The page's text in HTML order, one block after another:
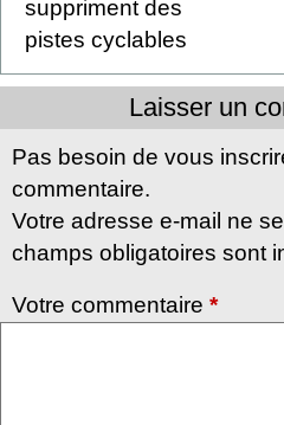
suppriment des
pistes cyclables
Laisser un
Pas besoin de vous
commentaire.
Votre adresse e-mail ne
champs obligatoires sont
Votre commentaire *